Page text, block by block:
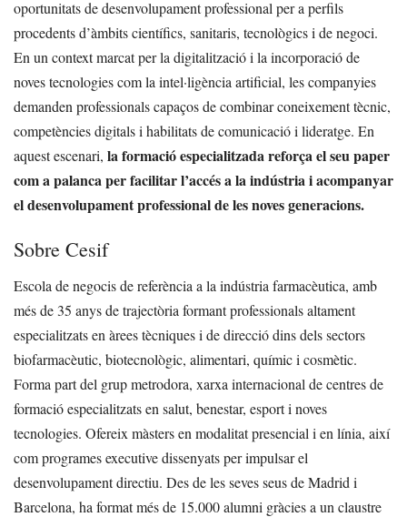
oportunitats de desenvolupament professional per a perfils
procedents d’àmbits científics, sanitaris, tecnològics i de negoci.
En un context marcat per la digitalització i la incorporació de
noves tecnologies com la intel·ligència artificial, les companyies
demanden professionals capaços de combinar coneixement tècnic,
competències digitals i habilitats de comunicació i lideratge. En
aquest escenari, la formació especialitzada reforça el seu paper
com a palanca per facilitar l’accés a la indústria i acompanyar
el desenvolupament professional de les noves generacions.
Sobre Cesif
Escola de negocis de referència a la indústria farmacèutica, amb
més de 35 anys de trajectòria formant professionals altament
especialitzats en àrees tècniques i de direcció dins dels sectors
biofarmacèutic, biotecnològic, alimentari, químic i cosmètic.
Forma part del grup metrodora, xarxa internacional de centres de
formació especialitzats en salut, benestar, esport i noves
tecnologies. Ofereix màsters en modalitat presencial i en línia, així
com programes executive dissenyats per impulsar el
desenvolupament directiu. Des de les seves seus de Madrid i
Barcelona, ha format més de 15.000 alumni gràcies a un claustre